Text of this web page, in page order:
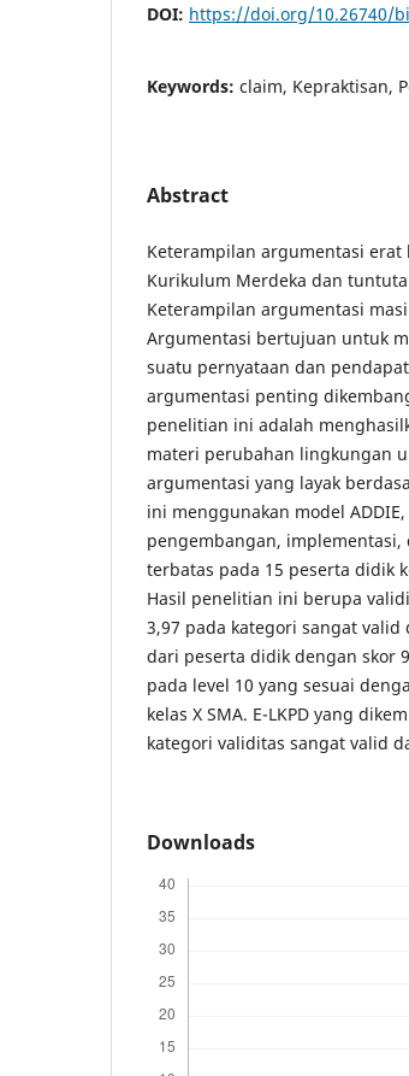
DOI: https://doi.org/10.26740/
Keywords: claim, Kepraktisan,
Abstract
Keterampilan argumentasi erat
Kurikulum Merdeka dan
Keterampilan argumentasi
Argumentasi bertujuan untuk
suatu pernyataan dan
argumentasi penting
penelitian ini adalah
materi perubahan lingkungan
argumentasi yang layak
ini menggunakan model
pengembangan, implementasi,
terbatas pada 15 peserta didik
Hasil penelitian ini berupa
3,97 pada kategori sangat
dari peserta didik dengan skor
pada level 10 yang sesuai
kelas X SMA. E-LKPD yang
kategori validitas sangat valid
Downloads